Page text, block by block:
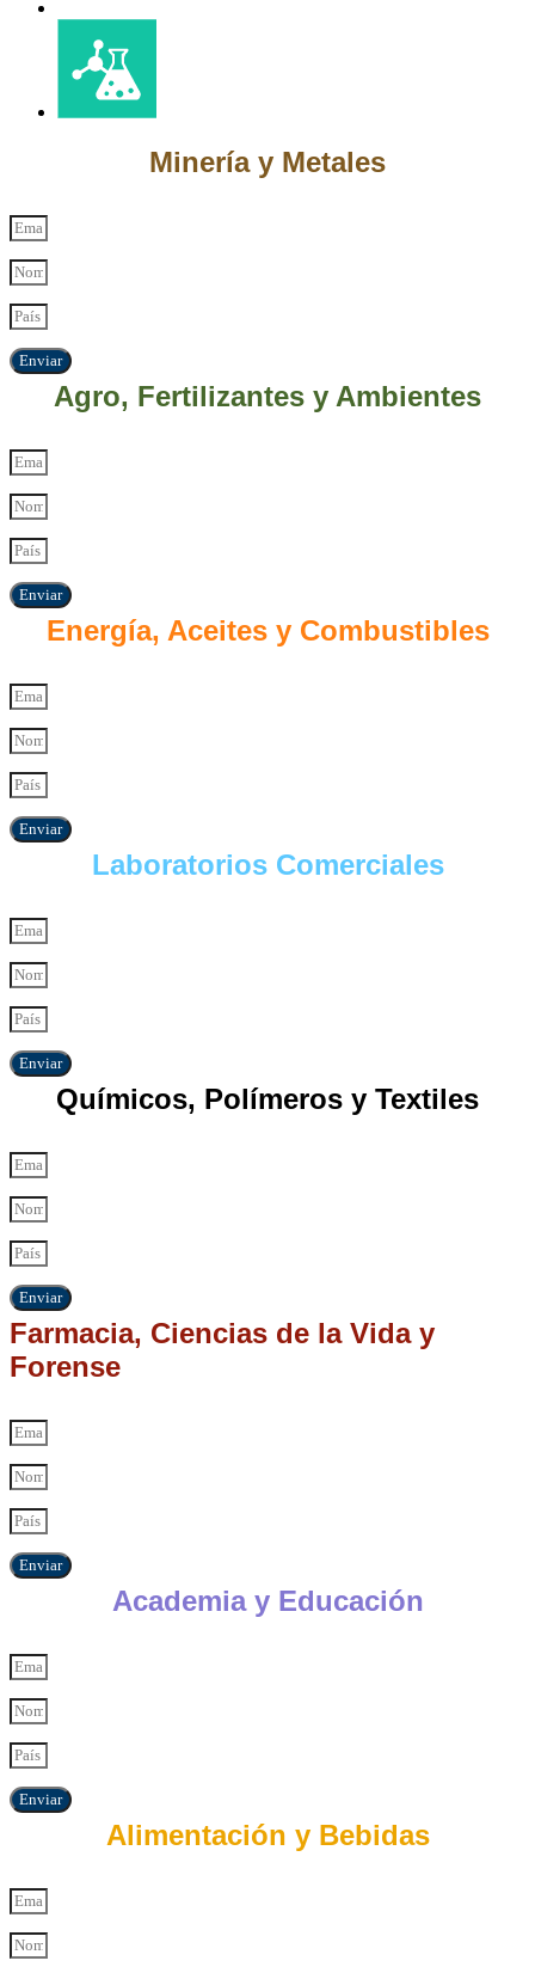
Minería y Metales
Enviar
Agro, Fertilizantes y Ambientes
Enviar
Energía, Aceites y Combustibles
Enviar
Laboratorios Comerciales
Enviar
Químicos, Polímeros y Textiles
Enviar
Farmacia, Ciencias de la Vida y
Forense
Enviar
Academia y Educación
Enviar
Alimentación y Bebidas